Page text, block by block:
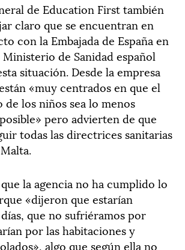
de Education First también
claro que se encuentran en
con la Embajada de España en
de Sanidad español
situación. Desde la empresa
«muy centrados en que el
los niños sea lo menos
pero advierten de que
todas las directrices sanitarias
la agencia no ha cumplido lo
«dijeron que estarían
que no sufriéramos por
por las habitaciones y
algo que según ella no